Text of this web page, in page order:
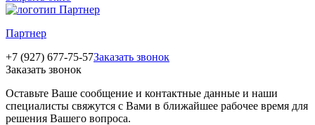
Партнер
+7 (927) 677-75-57Заказать звонок
Заказать звонок
Оставьте Ваше сообщение и контактные данные и наши
специалисты свяжутся с Вами в ближайшее рабочее время для
решения Вашего вопроса.